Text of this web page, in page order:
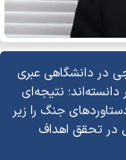
در دانشگاهی عبری
دانسته‌اند؛ نتیجه‌ای
جنگ را زیر
در تحقق اهداف